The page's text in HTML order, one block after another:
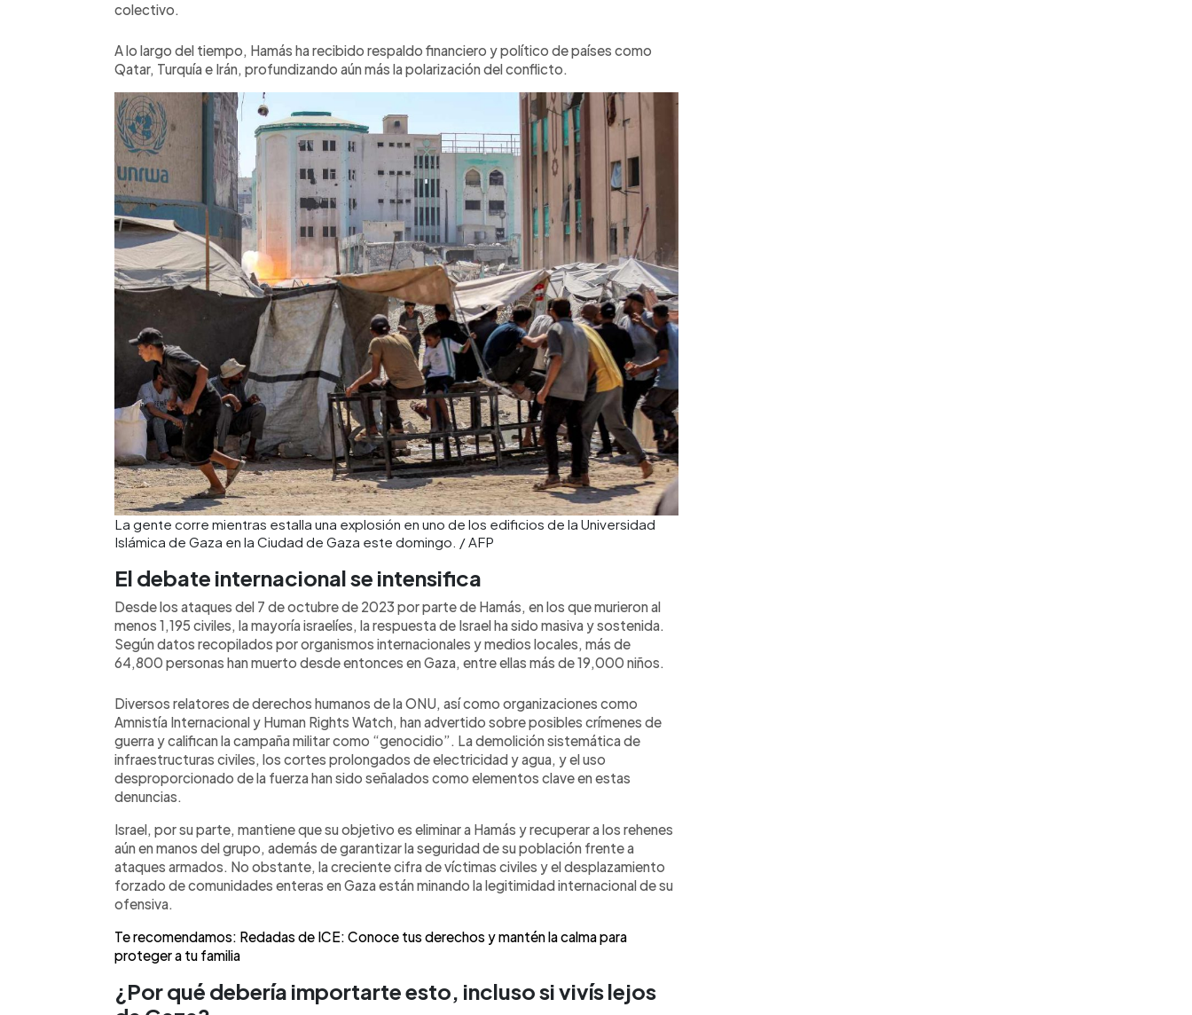
colectivo.
A lo largo del tiempo, Hamás ha recibido respaldo financiero y político de países como
Qatar, Turquía e Irán, profundizando aún más la polarización del conflicto.
La gente corre mientras estalla una explosión en uno de los edificios de la Universidad
Islámica de Gaza en la Ciudad de Gaza este domingo. / AFP
El debate internacional se intensifica
Desde los ataques del 7 de octubre de 2023 por parte de Hamás, en los que murieron al
menos 1,195 civiles, la mayoría israelíes, la respuesta de Israel ha sido masiva y sostenida.
Según datos recopilados por organismos internacionales y medios locales, más de
64,800 personas han muerto desde entonces en Gaza, entre ellas más de 19,000 niños.
Diversos relatores de derechos humanos de la ONU, así como organizaciones como
Amnistía Internacional y Human Rights Watch, han advertido sobre posibles crímenes de
guerra y califican la campaña militar como “genocidio”. La demolición sistemática de
infraestructuras civiles, los cortes prolongados de electricidad y agua, y el uso
desproporcionado de la fuerza han sido señalados como elementos clave en estas
denuncias.
Israel, por su parte, mantiene que su objetivo es eliminar a Hamás y recuperar a los rehenes
aún en manos del grupo, además de garantizar la seguridad de su población frente a
ataques armados. No obstante, la creciente cifra de víctimas civiles y el desplazamiento
forzado de comunidades enteras en Gaza están minando la legitimidad internacional de su
ofensiva.
Te recomendamos: Redadas de ICE: Conoce tus derechos y mantén la calma para
proteger a tu familia
¿Por qué debería importarte esto, incluso si vivís lejos